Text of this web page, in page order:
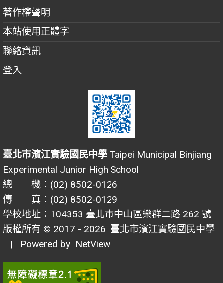
著作權聲明
本站使用正體字
聯絡資訊
登入
臺北市濱江實驗國民中學 Taipei Municipal Binjiang
Experimental Junior High School
總 機：(02) 8502-0126
傳 真：(02) 8502-0129
學校地址：104353 臺北市中山區樂群二路 262 號
版權所有 © 2017 - 2026 臺北市濱江實驗國民中學
| Powered by NetView